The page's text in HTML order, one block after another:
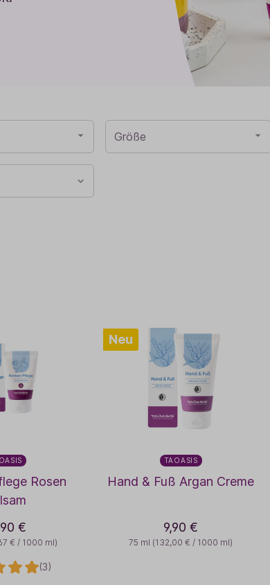
Größe
Rosen
€ / 1000 ml)
€
(3)
Neu
TAOASIS
Hand & Fuß Argan Creme
75 ml (132,00 € / 1000 ml)
9,90 €